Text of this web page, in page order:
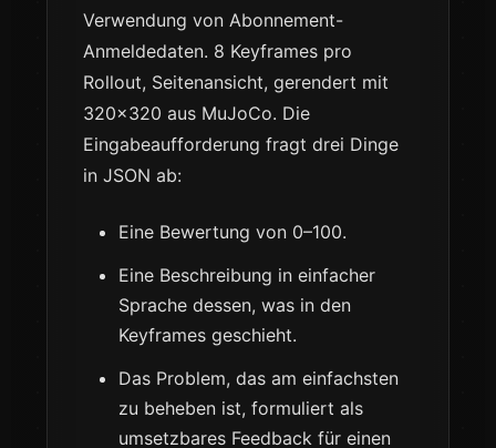
Verwendung von Abonnement-
Anmeldedaten. 8 Keyframes pro
Rollout, Seitenansicht, gerendert mit
320×320 aus MuJoCo. Die
Eingabeaufforderung fragt drei Dinge
in JSON ab:
Eine Bewertung von 0–100.
Eine Beschreibung in einfacher
Sprache dessen, was in den
Keyframes geschieht.
Das Problem, das am einfachsten
zu beheben ist, formuliert als
umsetzbares Feedback für einen